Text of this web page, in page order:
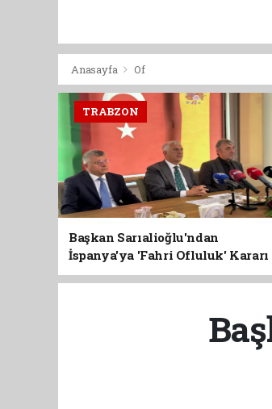
Anasayfa Of
TRABZON
Başkan Sarıalioğlu'ndan
İspanya'ya 'Fahri Ofluluk' Kararı